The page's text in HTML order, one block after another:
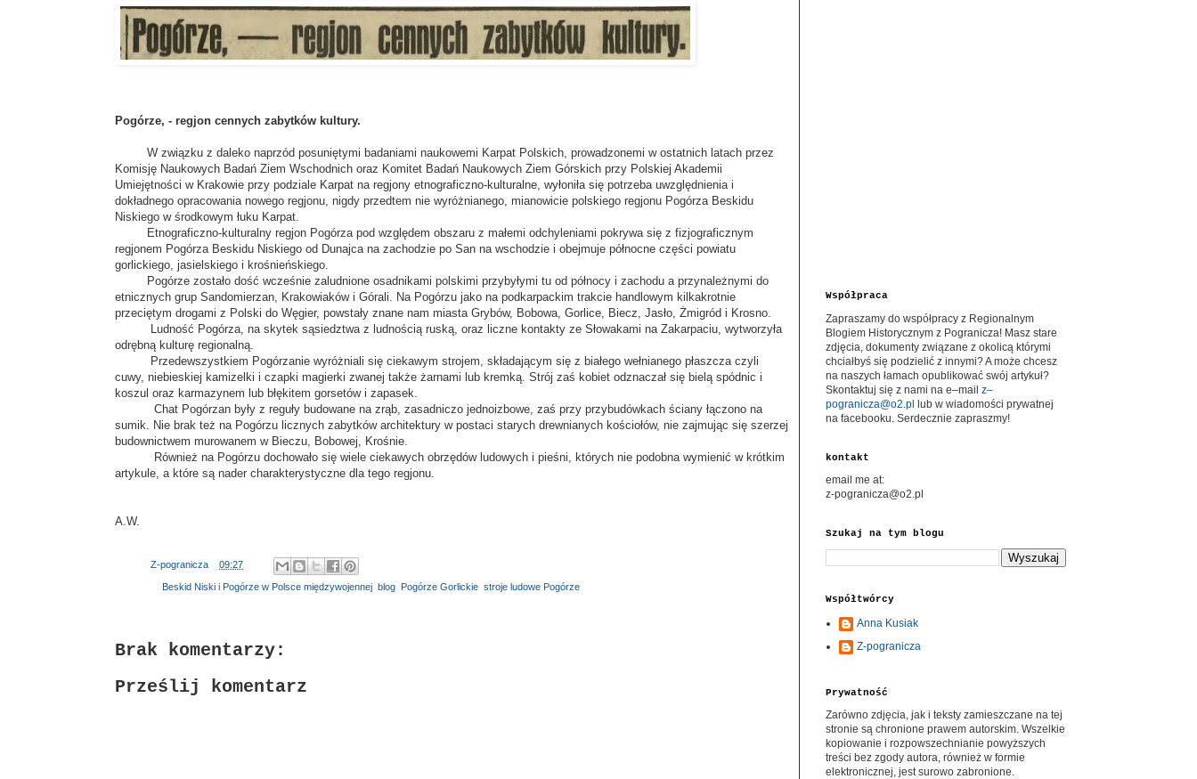
Pogórze, - regjon cennych zabytków kultury.
W związku z daleko naprzód posuniętymi badaniami naukowemi Karpat Polskich, prowadzonemi w ostatnich latach przez
Komisję Naukowych Badań Ziem Wschodnich oraz Komitet Badań Naukowych Ziem Górskich przy Polskiej Akademii
Umiejętności w Krakowie przy podziale Karpat na regjony etnograficzno-kulturalne, wyłoniła się potrzeba uwzględnienia i
dokładnego opracowania nowego regjonu, nigdy przedtem nie wyróżnianego, mianowicie polskiego regjonu Pogórza Beskidu
Niskiego w środkowym łuku Karpat.
Etnograficzno-kulturalny regjon Pogórza pod względem obszaru z małemi odchyleniami pokrywa się z fizjograficznym
regjonem Pogórza Beskidu Niskiego od Dunajca na zachodzie po San na wschodzie i obejmuje północne części powiatu
gorlickiego, jasielskiego i krośnieńskiego.
Pogórze zostało dość wcześnie zaludnione osadnikami polskimi przybyłymi tu od północy i zachodu a przynależnymi do
etnicznych grup Sandomierzan, Krakowiaków i Górali. Na Pogórzu jako na podkarpackim trakcie handlowym kilkakrotnie
przeciętym drogami z Polski do Węgier, powstały znane nam miasta Grybów, Bobowa, Gorlice, Biecz, Jasło, Żmigród i Krosno.
Ludność Pogórza, na skytek sąsiedztwa z ludnością ruską, oraz liczne kontakty ze Słowakami na Zakarpaciu, wytworzyła
odrębną kulturę regionalną.
Przedewszystkiem Pogórzanie wyróżniali się ciekawym strojem, składającym się z białego wełnianego płaszcza czyli
cuwy, niebieskiej kamizelki i czapki magierki zwanej także żarnami lub kremką. Strój zaś kobiet odznaczał się bielą spódnic i
koszul oraz karmazynem lub błękitem gorsetów i zapasek.
Chat Pogórzan były z reguły budowane na zrąb, zasadniczo jednoizbowe, zaś przy przybudówkach ściany łączono na
sumik. Nie brak też na Pogórzu licznych zabytków architektury w postaci starych drewnianych kościołów, nie zajmując się szerzej
budownictwem murowanem w Bieczu, Bobowej, Krośnie.
Również na Pogórzu dochowało się wiele ciekawych obrzędów ludowych i pieśni, których nie podobna wymienić w krótkim
artykule, a które są nader charakterystyczne dla tego regjonu.
A.W.
Z-pogranicza 09:27
Beskid Niski i Pogórze w Polsce międzywojennej blog Pogórze Gorlickie stroje ludowe Pogórze
Brak komentarzy:
Prześlij komentarz
Współpraca
Zapraszamy do współpracy z Regionalnym
Blogiem Historycznym z Pogranicza! Masz stare
zdjęcia, dokumenty związane z okolicą którymi
chciałbyś się podzielić z innymi? A może chcesz
na naszych łamach opublikować swój artykuł?
Skontaktuj się z nami na e–mail z–
pogranicza@o2.pl
lub w wiadomości prywatnej
na facebooku. Serdecznie zapraszmy!
kontakt
email me at:
z-pogranicza@o2.pl
Szukaj na tym blogu
Współtwórcy
Anna Kusiak
Z-pogranicza
Prywatność
Zarówno zdjęcia, jak i teksty zamieszczane na tej
stronie są chronione prawem autorskim. Wszelkie
kopiowanie i rozpowszechnianie powyższych
treści bez zgody autora, również w formie
elektronicznej, jest surowo zabronione.